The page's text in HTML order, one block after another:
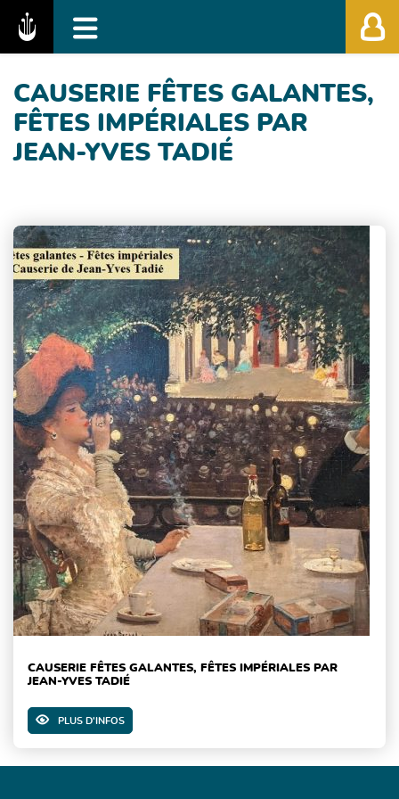
Fédération des Festivals de Musique
CAUSERIE FÊTES GALANTES,
FÊTES IMPÉRIALES PAR
JEAN-YVES TADIÉ
CAUSERIE FÊTES GALANTES, FÊTES IMPÉRIALES PAR
JEAN-YVES TADIÉ
PLUS D'INFOS